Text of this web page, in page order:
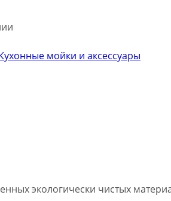
мойки и аксессуары
экологически чистых